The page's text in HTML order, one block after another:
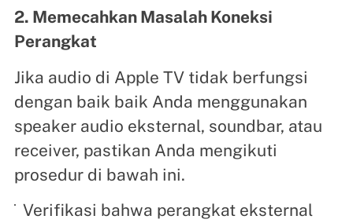
2. Memecahkan Masalah Koneksi
Perangkat
Jika audio di Apple TV tidak berfungsi
dengan baik baik Anda menggunakan
speaker audio eksternal, soundbar, atau
receiver, pastikan Anda mengikuti
prosedur di bawah ini.
Verifikasi bahwa perangkat eksternal